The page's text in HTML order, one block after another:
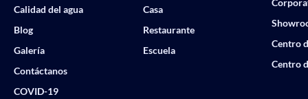
Calidad del agua
Blog
Galería
Contáctanos
COVID-19
Casa
Restaurante
Escuela
Centro
Centro